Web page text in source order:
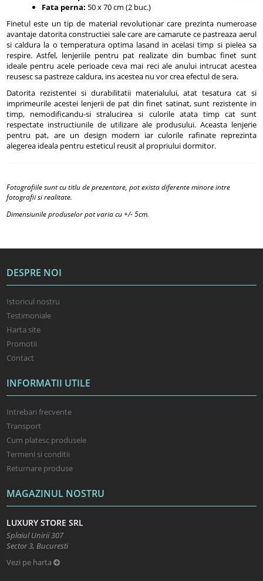
Fata perna: 50 x 70 cm (2 buc.)
Finetul este un tip de material revolutionar care prezinta numeroase
avantaje datorita constructiei sale care are camarute ce pastreaza aerul
si caldura la o temperatura optima lasand in acelasi timp si pielea sa
respire. Astfel, lenjeriile pentru pat realizate din bumbac finet sunt
ideale pentru acele perioade ceva mai reci ale anului intrucat acestea
reusesc sa pastreze caldura, ins acestea nu vor crea efectul de sera.
Datorita rezistentei si durabilitatii materialului, atat tesatura cat si
imprimeurile acestei lenjerii de pat din finet satinat, sunt rezistente in
timp, nemodificandu-si stralucirea si culorile atata timp cat sunt
respectate instructiunile de utilizare ale produsului. Aceasta lenjerie
pentru pat, are un design modern iar culorile rafinate reprezinta
alegerea ideala pentru esteticul reusit al propriului dormitor.
Fotografiile sunt cu titlu de prezentare, pot exista diferente minore intre
fotografii si realitate.
Dimensiunile produselor pot varia cu +/- 5cm.
DESPRE NOI
Istoricul nostru
Testimoniale
Harta site
Promotii
Contact
INFORMATII UTILE
Intrebari frecvente
Transport
Cum platesc produsele
Termeni si conditii
Returnare produse
MAGAZINUL NOSTRU
LUXURY STORE SRL
Splaiul Unirii 307
Sector 3, Bucuresti
Vezi pe harta